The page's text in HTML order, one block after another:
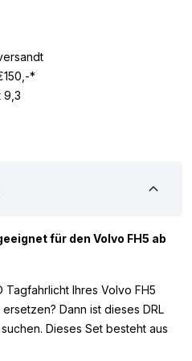
*
9,3
für den Volvo FH5 ab
Tagfahrlicht Ihres Volvo FH5
Dann ist dieses DRL
Dieses Set besteht aus
sowohl die linke als auch die